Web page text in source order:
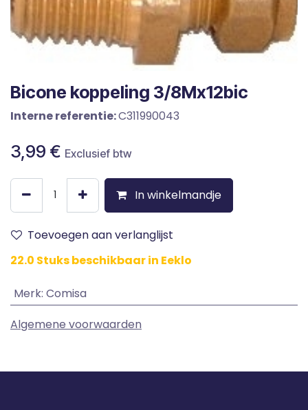
Bicone koppeling 3/8Mx12bic
Interne referentie:C311990043
3,99 € Exclusief btw
In winkelmandje
Toevoegen aan verlanglijst
22.0 Stuks beschikbaar in Eeklo
Merk: Comisa
Algemene voorwaarden